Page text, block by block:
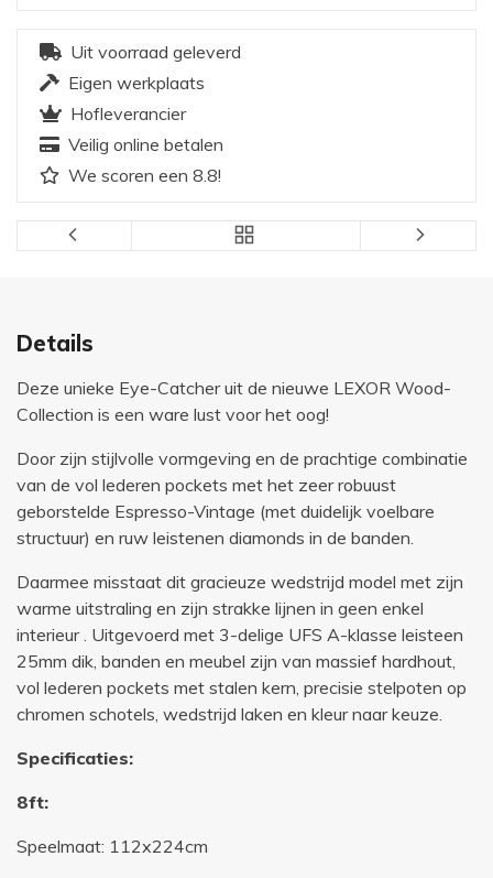
Uit voorraad geleverd
Eigen werkplaats
Hofleverancier
Veilig online betalen
We scoren een 8.8!
Details
Deze unieke Eye-Catcher uit de nieuwe LEXOR Wood-
Collection is een ware lust voor het oog!
Door zijn stijlvolle vormgeving en de prachtige combinatie
van de vol lederen pockets met het zeer robuust
geborstelde Espresso-Vintage (met duidelijk voelbare
structuur) en ruw leistenen diamonds in de banden.
Daarmee misstaat dit gracieuze wedstrijd model met zijn
warme uitstraling en zijn strakke lijnen in geen enkel
interieur . Uitgevoerd met 3-delige UFS A-klasse leisteen
25mm dik, banden en meubel zijn van massief hardhout,
vol lederen pockets met stalen kern, precisie stelpoten op
chromen schotels, wedstrijd laken en kleur naar keuze.
Specificaties:
8ft:
Speelmaat: 112x224cm